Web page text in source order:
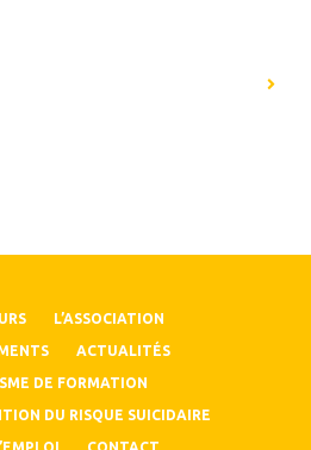
L’ASSOCIATION
ACTUALITÉS
DE FORMATION
DU RISQUE SUICIDAIRE
CONTACT